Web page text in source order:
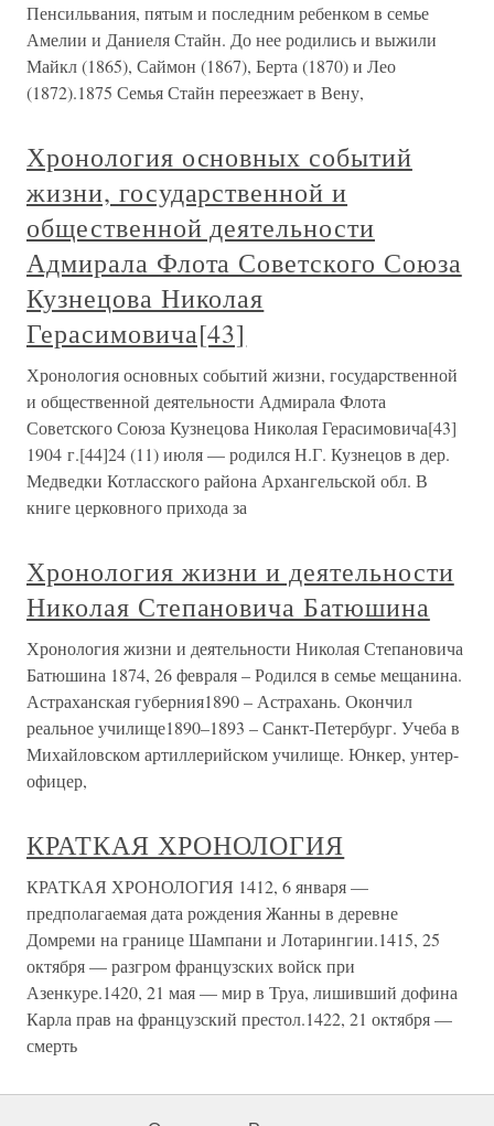
Пенсильвания, пятым и последним ребенком в семье
Амелии и Даниеля Стайн. До нее родились и выжили
Майкл (1865), Саймон (1867), Берта (1870) и Лео
(1872).1875 Семья Стайн переезжает в Вену,
Хронология основных событий
жизни, государственной и
общественной деятельности
Адмирала Флота Советского Союза
Кузнецова Николая
Герасимовича[43]
Хронология основных событий жизни, государственной
и общественной деятельности Адмирала Флота
Советского Союза Кузнецова Николая Герасимовича[43]
1904 г.[44]24 (11) июля — родился Н.Г. Кузнецов в дер.
Медведки Котласского района Архангельской обл. В
книге церковного прихода за
Хронология жизни и деятельности
Николая Степановича Батюшина
Хронология жизни и деятельности Николая Степановича
Батюшина 1874, 26 февраля – Родился в семье мещанина.
Астраханская губерния1890 – Астрахань. Окончил
реальное училище1890–1893 – Санкт-Петербург. Учеба в
Михайловском артиллерийском училище. Юнкер, унтер-
офицер,
КРАТКАЯ ХРОНОЛОГИЯ
КРАТКАЯ ХРОНОЛОГИЯ 1412, 6 января —
предполагаемая дата рождения Жанны в деревне
Домреми на границе Шампани и Лотарингии.1415, 25
октября — разгром французских войск при
Азенкуре.1420, 21 мая — мир в Труа, лишивший дофина
Карла прав на французский престол.1422, 21 октября —
смерть